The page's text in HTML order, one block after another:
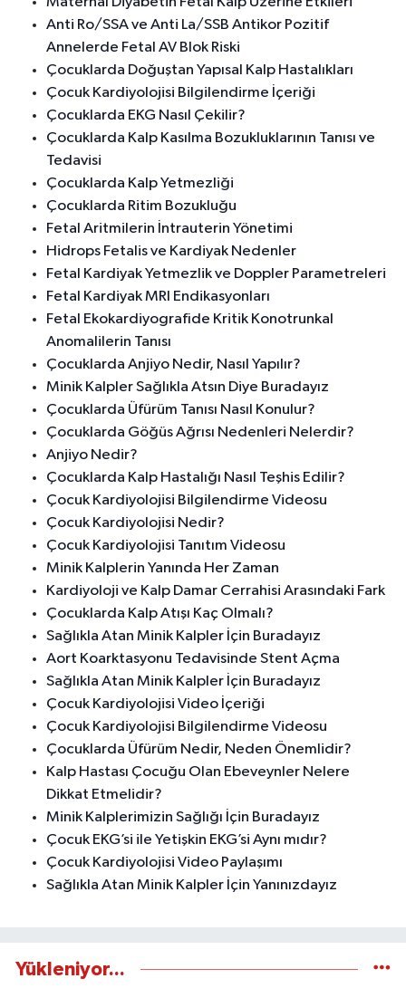
Anti Ro/SSA ve Anti La/SSB Antikor Pozitif
Annelerde Fetal AV Blok Riski
Çocuklarda Doğuştan Yapısal Kalp Hastalıkları
Çocuk Kardiyolojisi Bilgilendirme İçeriği
Çocuklarda EKG Nasıl Çekilir?
Çocuklarda Kalp Kasılma Bozukluklarının Tanısı ve
Tedavisi
Çocuklarda Kalp Yetmezliği
Çocuklarda Ritim Bozukluğu
Fetal Aritmilerin İntrauterin Yönetimi
Hidrops Fetalis ve Kardiyak Nedenler
Fetal Kardiyak Yetmezlik ve Doppler Parametreleri
Fetal Kardiyak MRI Endikasyonları
Fetal Ekokardiyografide Kritik Konotrunkal
Anomalilerin Tanısı
Çocuklarda Anjiyo Nedir, Nasıl Yapılır?
Minik Kalpler Sağlıkla Atsın Diye Buradayız
Çocuklarda Üfürüm Tanısı Nasıl Konulur?
Çocuklarda Göğüs Ağrısı Nedenleri Nelerdir?
Anjiyo Nedir?
Çocuklarda Kalp Hastalığı Nasıl Teşhis Edilir?
Çocuk Kardiyolojisi Bilgilendirme Videosu
Çocuk Kardiyolojisi Nedir?
Çocuk Kardiyolojisi Tanıtım Videosu
Minik Kalplerin Yanında Her Zaman
Kardiyoloji ve Kalp Damar Cerrahisi Arasındaki Fark
Çocuklarda Kalp Atışı Kaç Olmalı?
Sağlıkla Atan Minik Kalpler İçin Buradayız
Aort Koarktasyonu Tedavisinde Stent Açma
Sağlıkla Atan Minik Kalpler İçin Buradayız
Çocuk Kardiyolojisi Video İçeriği
Çocuk Kardiyolojisi Bilgilendirme Videosu
Çocuklarda Üfürüm Nedir, Neden Önemlidir?
Kalp Hastası Çocuğu Olan Ebeveynler Nelere
Dikkat Etmelidir?
Minik Kalplerimizin Sağlığı İçin Buradayız
Çocuk EKG’si ile Yetişkin EKG’si Aynı mıdır?
Çocuk Kardiyolojisi Video Paylaşımı
Sağlıkla Atan Minik Kalpler İçin Yanınızdayız
Yükleniyor...